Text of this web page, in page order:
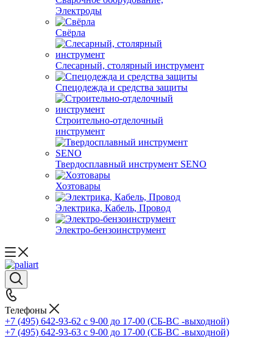
Электроды
Свёрла
Слесарный, столярный инструмент
Спецодежда и средства защиты
Строительно-отделочный
инструмент
Твердосплавный инструмент SENO
Хозтовары
Электрика, Кабель, Провод
Электро-бензоинструмент
Телефоны
+7 (495) 642-93-62 c 9-00 до 17-00 (СБ-ВС -выходной)
+7 (495) 642-93-63 c 9-00 до 17-00 (СБ-ВС -выходной)